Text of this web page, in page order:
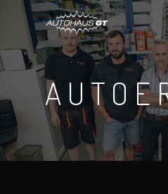
main
content